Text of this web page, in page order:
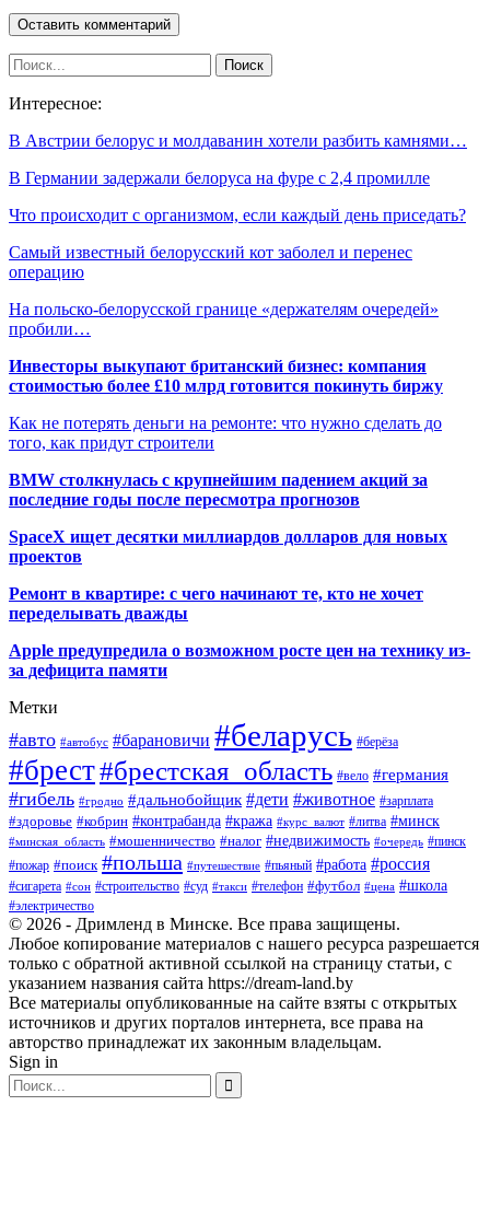
Интересное:
В Австрии белорус и молдаванин хотели разбить камнями…
В Германии задержали белоруса на фуре с 2,4 промилле
Что происходит с организмом, если каждый день приседать?
Самый известный белорусский кот заболел и перенес
операцию
На польско-белорусской границе «держателям очередей»
пробили…
Инвесторы выкупают британский бизнес: компания
стоимостью более £10 млрд готовится покинуть биржу
Как не потерять деньги на ремонте: что нужно сделать до
того, как придут строители
BMW столкнулась с крупнейшим падением акций за
последние годы после пересмотра прогнозов
SpaceX ищет десятки миллиардов долларов для новых
проектов
Ремонт в квартире: с чего начинают те, кто не хочет
переделывать дважды
Apple предупредила о возможном росте цен на технику из-
за дефицита памяти
Метки
#авто #автобус #барановичи #беларусь #берёза
#брест#брестская_область #вело #германия
#гибель #гродно #дальнобойщик #дети #животное #зарплата
#здоровье #кобрин #контрабанда #кража #курс_валют #литва #минск
#минская_область #мошенничество #налог #недвижимость #очередь #пинск
#пожар #поиск #польша #путешествие #пьяный #работа #россия
#сигарета #сон #строительство #суд #такси #телефон #футбол #цена #школа
#электричество
© 2026 - Дримленд в Минске. Все права защищены.
Любое копирование материалов с нашего ресурса разрешается
только с обратной активной ссылкой на страницу статьи, с
указанием названия сайта https://dream-land.by
Все материалы опубликованные на сайте взяты с открытых
источников и других порталов интернета, все права на
авторство принадлежат их законным владельцам.
Sign in